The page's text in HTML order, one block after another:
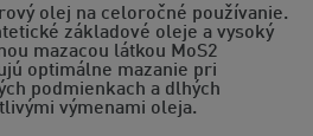
olej na celoročné používanie.
základové oleje a vysoký
mazacou látkou MoS2
optimálne mazanie pri
podmienkach a dlhých
výmenami oleja.